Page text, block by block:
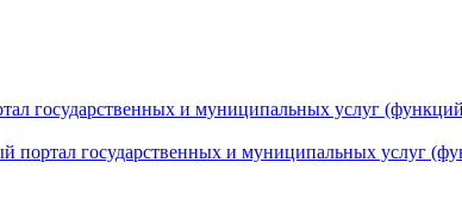
государственных и муниципальных услуг
государственных и муниципальных услуг